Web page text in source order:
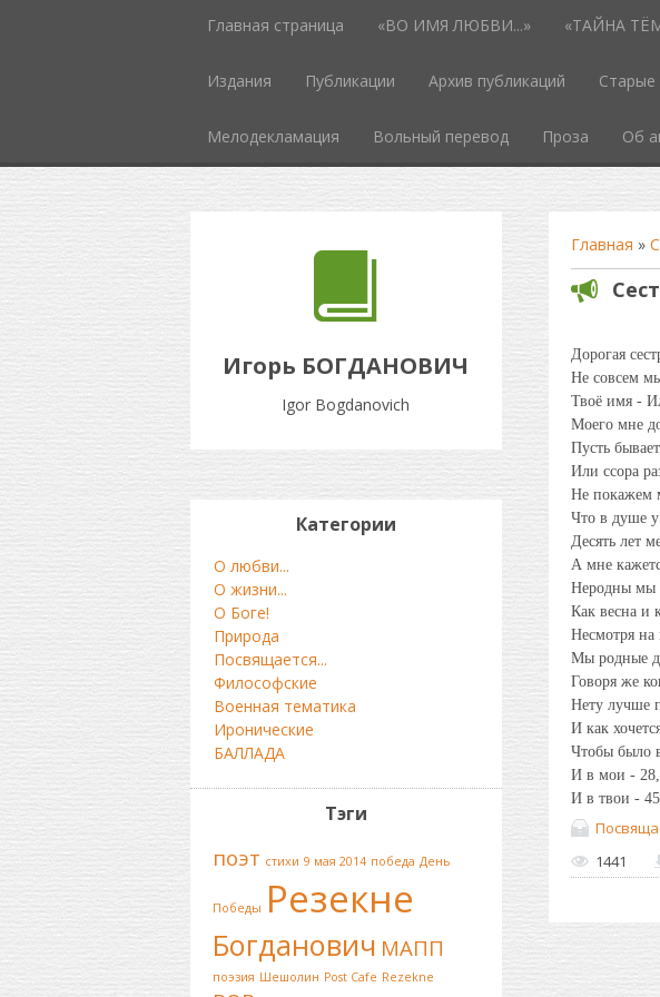
Главная страница «ВО ИМЯ ЛЮБВИ...» «ТАЙНА
Издания Публикации Архив публикаций Старые
Мелодекламация Вольный перевод Проза Об
Игорь БОГДАНОВИЧ
Igor Bogdanovich
Главная »
Дорогая
Не совсем
Твоё имя -
Моего мне
Пусть
Или ссора
Не покажем
Что в душе у
Десять лет
А мне
Неродны мы
Как весна и
Несмотря на
Мы родные
Говоря же
Нету лучше
И как
Чтобы было
И в мои - 28,
И в твои -
1441
Категории
О любви...
О жизни...
О Боге!
Природа
Посвящается...
Философские
Военная тематика
Иронические
БАЛЛАДА
Тэги
поэт стихи 9 мая 2014 победа День
Победы Резекне
Богданович МАПП
поэзия Шешолин Post Cafe Rezekne